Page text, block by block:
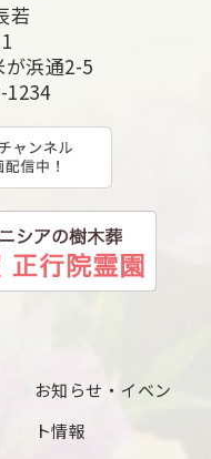
若
浜通2-5
1234
お知らせ・イベン
ト情報